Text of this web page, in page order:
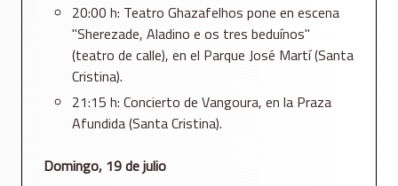
20:00 h: Teatro Ghazafelhos pone en escena
"Sherezade, Aladino e os tres beduínos"
(teatro de calle), en el Parque José Martí (Santa
Cristina).
21:15 h: Concierto de Vangoura, en la Praza
Afundida (Santa Cristina).
Domingo, 19 de julio